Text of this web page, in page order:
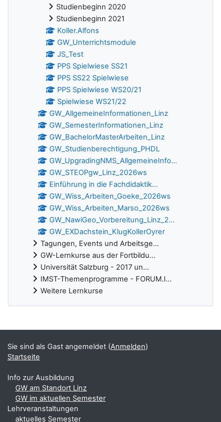
Studienbeginn 2020
Studienbeginn 2021
Koller.Alfons
GW_Unterrichtsmodule
JS_Test
PPS Spielwiese SS21
PPS SS22 Spielwiese
PPS Spielwiese WS20/21
Spielwiese WS21/22
GW_AllgemeineInformationen_Linz
GW_SemesterInformationen_Linz
GW_BachelorMasterArbeiten_Linz
GW_Studienberechtigung_PHDL
GW_UpgradingNMS_AllgemeineInfo...
GW_STEOPgw_Linz_2026ws
Einführung in die Fachdidaktik...
GW_Wiss_Arbeiten_Goeke_2026ws
GW_Wiss_Arbeiten_Marso_2026ws
GW_NawiGeo_Vorbereitung_Linz_2...
GW_EXDachstein_KlugKollerOyrer
Tagungen, Events und Arbeitsge...
GW-Lernkurse aus der Fortbildu...
Universität Salzburg - 2017 un...
IMST-Themenprogramme - FORUM.I...
Weitere Lernkurse
Ergänzungsblöcke
Sie sind als Gast angemeldet (Anmelden)
Startseite
Info zur Ausbildung
GW am Standort Linz
GW im aktuellen Semester
Lehrveranstaltungen
aktuelles Semester